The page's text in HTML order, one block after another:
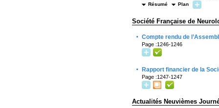
Résumé Plan
Société Française de
· Compte rendu de
Page :1246-1246
· Rapport financier de la
Page :1247-1247
Actualités Neuvièmes